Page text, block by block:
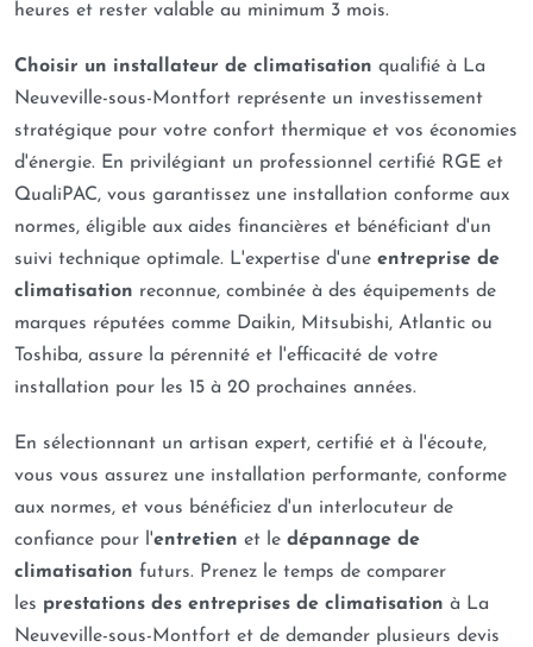
heures et rester valable au minimum 3 mois.
Choisir un installateur de climatisation qualifié à La
Neuveville-sous-Montfort représente un investissement
stratégique pour votre confort thermique et vos économies
d'énergie. En privilégiant un professionnel certifié RGE et
QualiPAC, vous garantissez une installation conforme aux
normes, éligible aux aides financières et bénéficiant d'un
suivi technique optimale. L'expertise d'une entreprise de
climatisation reconnue, combinée à des équipements de
marques réputées comme Daikin, Mitsubishi, Atlantic ou
Toshiba, assure la pérennité et l'efficacité de votre
installation pour les 15 à 20 prochaines années.
En sélectionnant un artisan expert, certifié et à l'écoute,
vous vous assurez une installation performante, conforme
aux normes, et vous bénéficiez d'un interlocuteur de
confiance pour l'entretien et le dépannage de
climatisation futurs. Prenez le temps de comparer
les prestations des entreprises de climatisation à La
Neuveville-sous-Montfort et de demander plusieurs devis